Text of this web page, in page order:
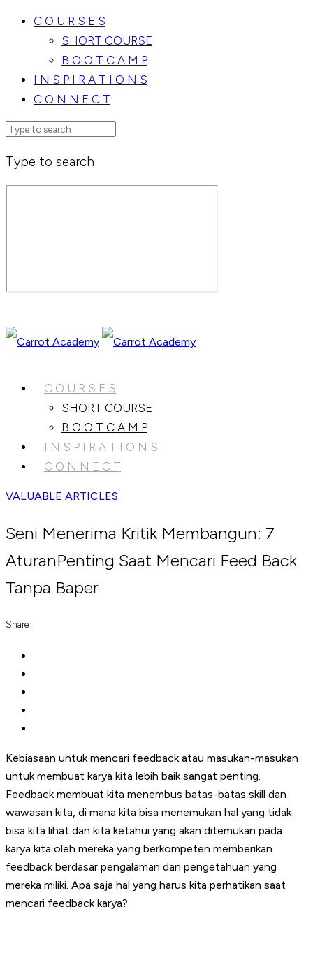
C O U R S E S
SHORT COURSE
B O O T C A M P
I N S P I R A T I O N S
C O N N E C T
Type to search
C O U R S E S
SHORT COURSE
B O O T C A M P
I N S P I R A T I O N S
C O N N E C T
VALUABLE ARTICLES
Seni Menerima Kritik Membangun: 7
AturanPenting Saat Mencari Feed Back
Tanpa Baper
Share
Kebiasaan untuk mencari feedback atau masukan-masukan
untuk membuat karya kita lebih baik sangat penting.
Feedback membuat kita menembus batas-batas skill dan
wawasan kita, di mana kita bisa menemukan hal yang tidak
bisa kita lihat dan kita ketahui yang akan ditemukan pada
karya kita oleh mereka yang berkompeten memberikan
feedback berdasar pengalaman dan pengetahuan yang
mereka miliki. Apa saja hal yang harus kita perhatikan saat
mencari feedback karya?